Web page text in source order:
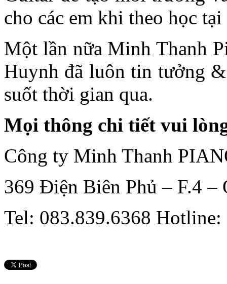
cho các em khi theo học
Một lần nữa Minh Thanh
Huynh đã luôn tin tưởng
suốt thời gian qua.
Mọi thông chi tiết vui
Công ty Minh Thanh
369 Điện Biên Phủ – F.4
Tel: 083.839.6368